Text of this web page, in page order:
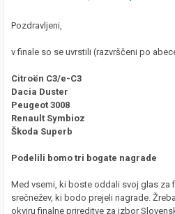
Pozdravljeni,
v finale so se uvrstili (razvrščeni po
Citroën C3/e-C3
Dacia Duster
Peugeot 3008
Renault Symbioz
Škoda Superb
Podelili bomo tri bogate nagrade
Med vsemi, ki boste oddali svoj glas za
srečnežev, ki bodo prejeli nagrade.
okviru finalne prireditve za izbor